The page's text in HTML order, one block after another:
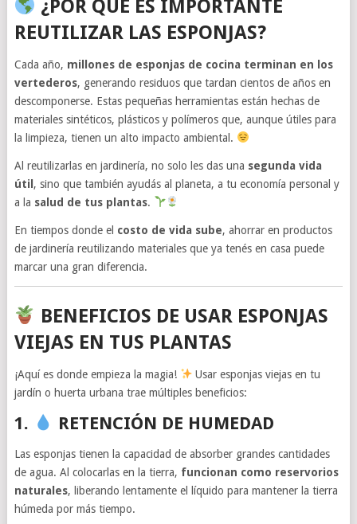
¿POR QUÉ ES IMPORTANTE
REUTILIZAR LAS ESPONJAS?
Cada año, millones de esponjas de cocina terminan en los
vertederos, generando residuos que tardan cientos de años en
descomponerse. Estas pequeñas herramientas están hechas de
materiales sintéticos, plásticos y polímeros que, aunque útiles para
la limpieza, tienen un alto impacto ambiental.
Al reutilizarlas en jardinería, no solo les das una segunda vida
útil , sino que también ayudás al planeta, a tu economía personal y
a la salud de tus plantas.
En tiempos donde el costo de vida sube, ahorrar en productos
de jardinería reutilizando materiales que ya tenés en casa puede
marcar una gran diferencia.
BENEFICIOS DE USAR ESPONJAS
VIEJAS EN TUS PLANTAS
¡Aquí es donde empieza la magia!
Usar esponjas viejas en tu
jardín o huerta urbana trae múltiples beneficios:
1. RETENCIÓN DE HUMEDAD
Las esponjas tienen la capacidad de absorber grandes cantidades
de agua. Al colocarlas en la tierra, funcionan como reservorios
naturales, liberando lentamente el líquido para mantener la tierra
húmeda por más tiempo.